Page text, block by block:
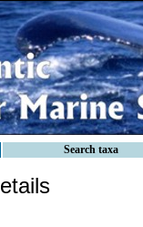
Search taxa